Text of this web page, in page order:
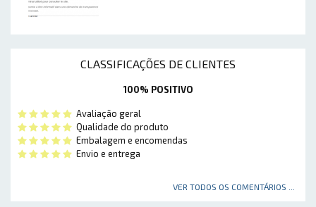
CLASSIFICAÇÕES DE CLIENTES
100% POSITIVO
Avaliação geral
Qualidade do produto
Embalagem e encomendas
Envio e entrega
VER TODOS OS COMENTÁRIOS ...